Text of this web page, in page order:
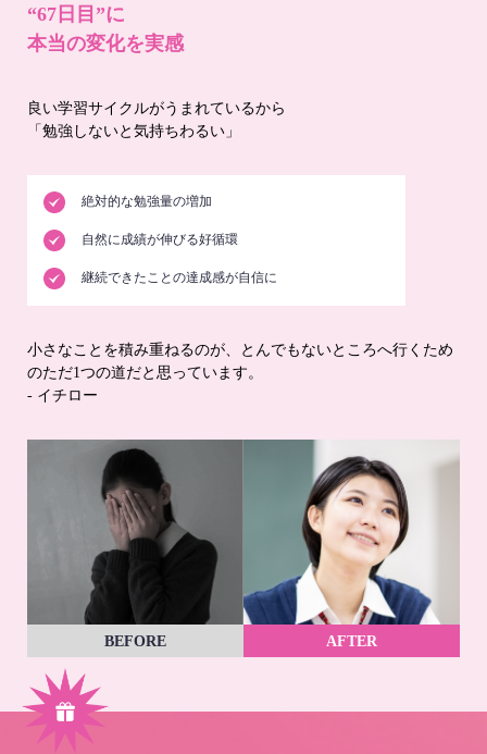
“67日目”に
本当の変化を実感
良い学習サイクルがうまれているから
「勉強しないと気持ちわるい」
絶対的な勉強量の増加
自然に成績が伸びる好循環
継続できたことの達成感が自信に
小さなことを積み重ねるのが、とんでもないところへ行くため
のただ1つの道だと思っています。
- イチロー
BEFORE AFTER